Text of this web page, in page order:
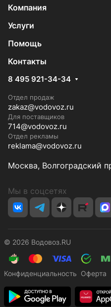
Компания
Услуги
Помощь
Контакты
8 495 921-34-34
Отдел продаж
zakaz@vodovoz.ru
Для поставщиков
714@vodovoz.ru
Отдел рекламы
reklama@vodovoz.ru
Москва, Волгоградский
Мы в соцсетях
© 2026 Водовоз.RU
Конфиденциальность Оферта